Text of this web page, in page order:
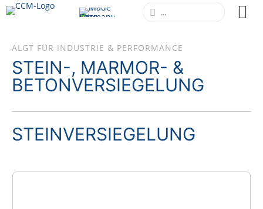
ALGT FÜR INDUSTRIE & PERFORMANCE
STEIN-, MARMOR- &
BETONVERSIEGELUNG
STEINVERSIEGELUNG